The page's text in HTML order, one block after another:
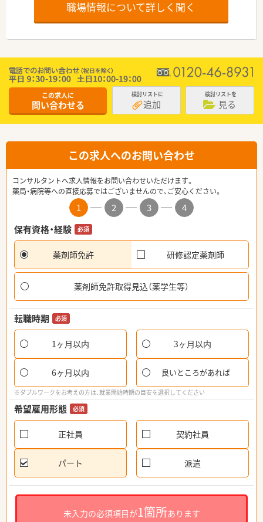
職場情報について詳しく聞く
この求人に
問い合わせる
検討リストに
追加
検討リストを
見る
この求人へのお問い合わせ
コンサルタントへ求人情報をお問い合わせいただけます。
薬局・病院等への直接応募ではございませんので、ご安心ください。
1 2 3
4
保有資格・経験
必須
薬剤師免許 研修認定薬剤師
薬剤師免許取得見込（薬学生等）
転職時期 必須
1ヶ月以内 3ヶ月以内
6ヶ月以内 良いところがあれば
※ダブルワークをお考えの方は、就業開始時期の目安を選択してください
希望雇用形態 必須
正社員 契約社員
パート 派遣
未入力の必須項目が1箇所あります